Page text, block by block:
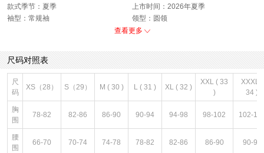
款式季节：夏季
上市时间：2026年夏季
袖型：常规袖
领型：圆领
运动款式：短袖T恤
查看更多
尺码对照表
尺
码
XS（28） S（29） M ( 30 ) L ( 31 ) XL ( 32 )
XXL ( 33
)
XXXL (
34 )
胸
围
78-82 82-86 86-90 90-94 94-98 98-102 102-
腰
围
66-70 70-74 74-78 78-82 82-86 86-90 90-94